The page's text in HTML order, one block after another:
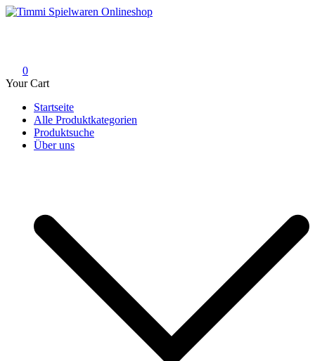
Skip
0
Your Cart
Startseite
Alle Produktkategorien
Produktsuche
Über uns